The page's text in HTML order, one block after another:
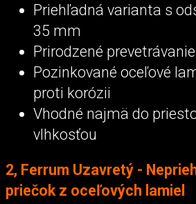
Priehľadná varianta s
35 mm
Prirodzené
Pozinkované oceľové
proti korózii
Vhodné najmä do
vlhkosťou
2, Ferrum Uzavretý -
priečok z oceľových lamiel